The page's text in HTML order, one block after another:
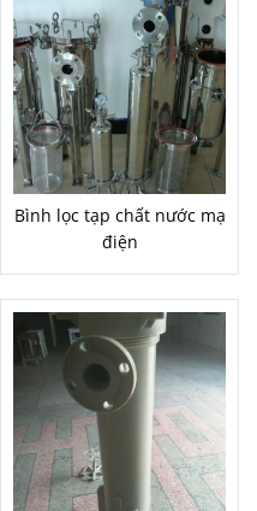
Bình lọc tạp chất nước mạ
điện